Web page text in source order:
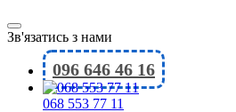
Зв'язатись з нами
096 646 46 16
068 553 77 11